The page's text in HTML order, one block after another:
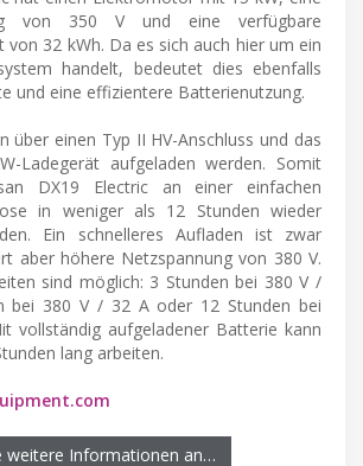
von 350 V und eine verfügbare
von 32 kWh. Da es sich auch hier um ein
handelt, bedeutet dies ebenfalls
und eine effizientere Batterienutzung.
über einen Typ II HV-Anschluss und das
Ladegerät aufgeladen werden. Somit
DX19 Electric an einer einfachen
in weniger als 12 Stunden wieder
Ein schnelleres Aufladen ist zwar
aber höhere Netzspannung von 380 V.
sind möglich: 3 Stunden bei 380 V /
bei 380 V / 32 A oder 12 Stunden bei
vollständig aufgeladener Batterie kann
lang arbeiten.
weitere Informationen an…